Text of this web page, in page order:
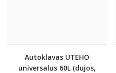
Autoklavas UTEHO
universalus 60L (dujos,